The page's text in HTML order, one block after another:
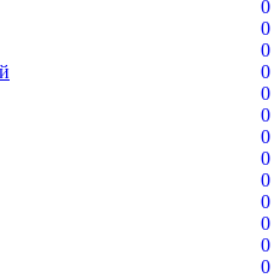
0
0
0
0
0
0
0
0
0
0
0
0
0